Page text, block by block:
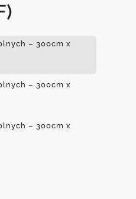
– 300cm x
– 300cm x
– 300cm x